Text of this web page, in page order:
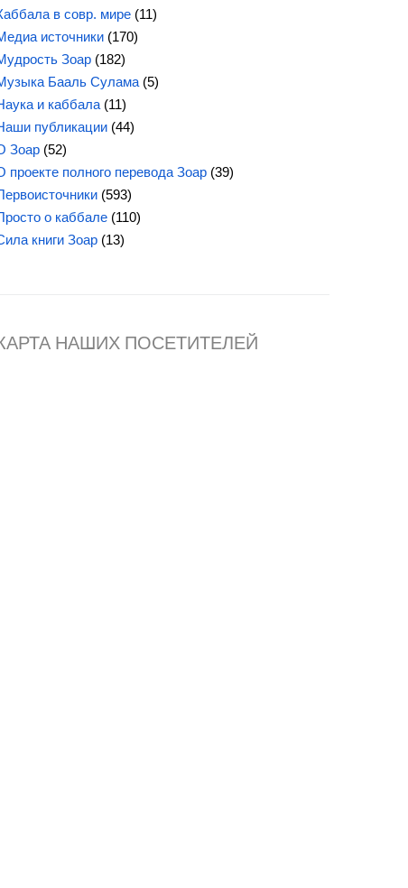
в совр. мире (11)
источники (170)
Зоар (182)
Бааль Сулама (5)
и каббала (11)
публикации (44)
Зоар (52)
проекте полного перевода Зоар (39)
(593)
о каббале (110)
книги Зоар (13)
НАШИХ ПОСЕТИТЕЛЕЙ